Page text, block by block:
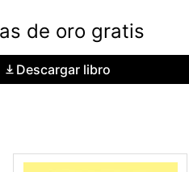
de oro gratis
Descargar libro